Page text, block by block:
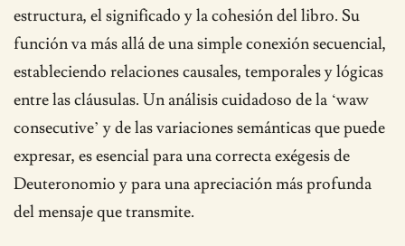
estructura, el significado y la cohesión del libro. Su
función va más allá de una simple conexión secuencial,
estableciendo relaciones causales, temporales y lógicas
entre las cláusulas. Un análisis cuidadoso de la ‘waw
consecutive’ y de las variaciones semánticas que puede
expresar, es esencial para una correcta exégesis de
Deuteronomio y para una apreciación más profunda
del mensaje que transmite.